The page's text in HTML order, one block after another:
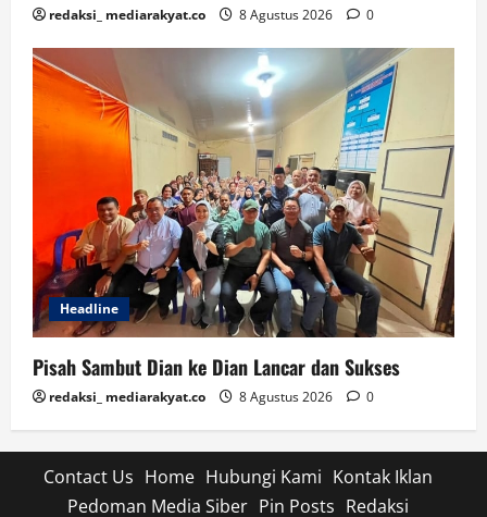
redaksi_ mediarakyat.co 8 Agustus 2026 0
Headline
Pisah Sambut Dian ke Dian Lancar dan Sukses
redaksi_ mediarakyat.co 8 Agustus 2026 0
Contact Us Home Hubungi Kami Kontak Iklan
Pedoman Media Siber Pin Posts Redaksi